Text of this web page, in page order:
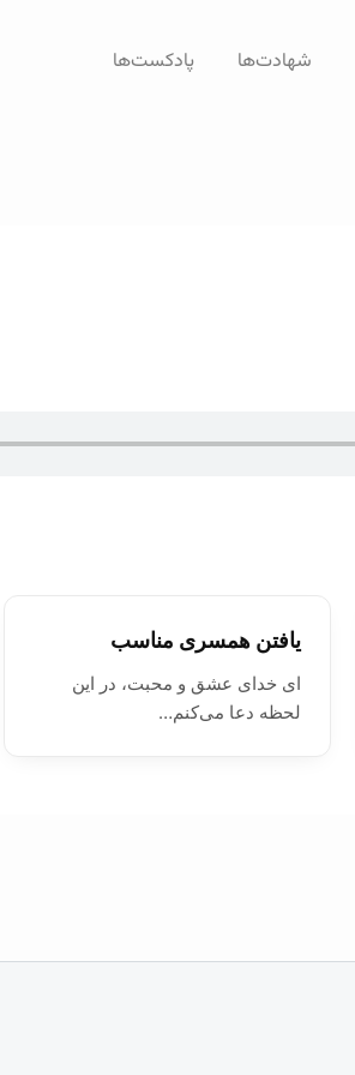
پادکست‌ها شهادت‌ها
يافتن همسری مناسب
ای خدای عشق و محبت، در این
لحظه دعا می‌کنم…